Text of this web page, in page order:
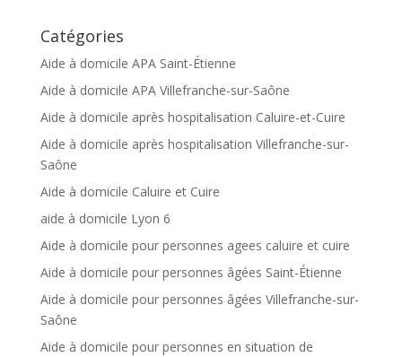
Catégories
Aide à domicile APA Saint-Étienne
Aide à domicile APA Villefranche-sur-Saône
Aide à domicile après hospitalisation Caluire-et-Cuire
Aide à domicile après hospitalisation Villefranche-sur-
Saône
Aide à domicile Caluire et Cuire
aide à domicile Lyon 6
Aide à domicile pour personnes agees caluire et cuire
Aide à domicile pour personnes âgées Saint-Étienne
Aide à domicile pour personnes âgées Villefranche-sur-
Saône
Aide à domicile pour personnes en situation de